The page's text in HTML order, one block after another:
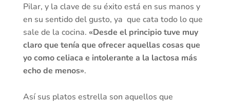
Pilar, y la clave de su éxito está en sus manos y
en su sentido del gusto, ya que cata todo lo que
sale de la cocina. «Desde el principio tuve muy
claro que tenía que ofrecer aquellas cosas que
yo como celiaca e intolerante a la lactosa más
echo de menos».
Así sus platos estrella son aquellos que